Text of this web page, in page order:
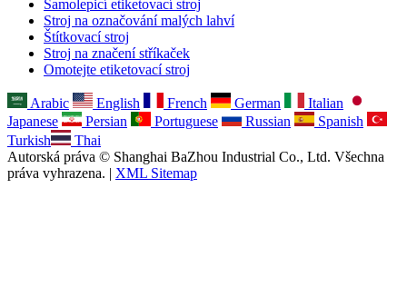
Samolepicí etiketovací stroj
Stroj na označování malých lahví
Štítkovací stroj
Stroj na značení stříkaček
Omotejte etiketovací stroj
Arabic English French German
Italian
Japanese
Persian Portuguese Russian
Spanish
Turkish
Thai
Autorská práva © Shanghai BaZhou Industrial Co., Ltd. Všechna
práva vyhrazena. | XML Sitemap